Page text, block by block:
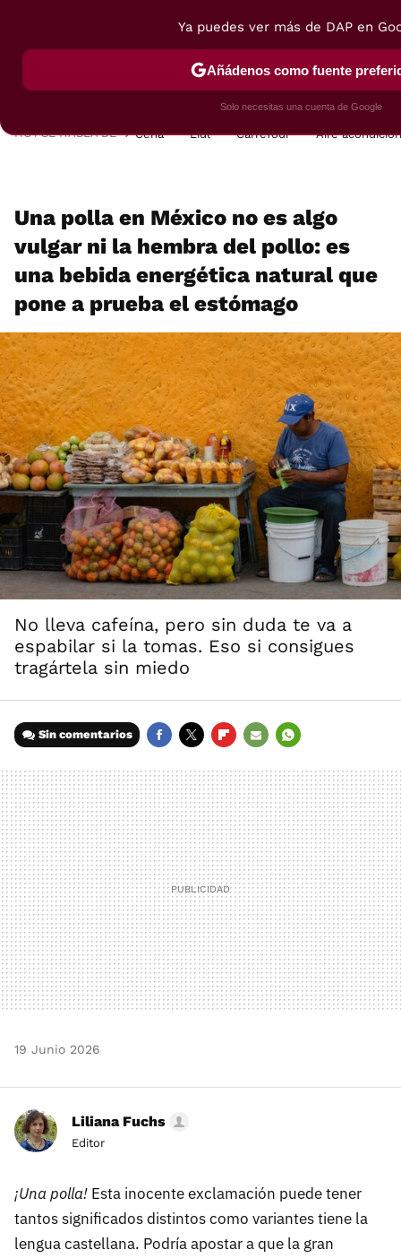
POSTRES VIAJES SELECCIÓN VEGUI
HOY SE HABLA DE Cena Lidl Carrefour Aire
Una polla en México no es algo
vulgar ni la hembra del pollo: es
una bebida energética natural que
pone a prueba el estómago
No lleva cafeína, pero sin duda te va a
espabilar si la tomas. Eso si consigues
tragártela sin miedo
Sin comentarios
MAIL
19 Junio 2026
Liliana Fuchs
Editor
¡Una polla! Esta inocente exclamación puede tener
tantos significados distintos como variantes tiene la
lengua castellana. Podría apostar a que la gran
Ya puedes ver más de DAP en
Añádenos como fuente
Solo necesitas una cuenta de Google